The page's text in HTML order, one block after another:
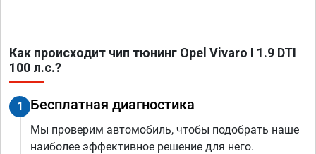
Как происходит чип тюнинг Opel Vivaro I 1.9 DTI
100 л.с.?
1 Бесплатная диагностика
Мы проверим автомобиль, чтобы подобрать наше
наиболее эффективное решение для него.